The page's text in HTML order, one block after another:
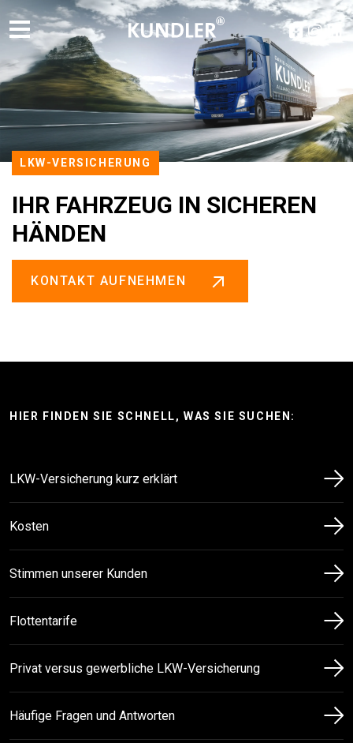
LKW-VERSICHERUNG
IHR FAHRZEUG IN SICHEREN
HÄNDEN
KONTAKT AUFNEHMEN
HIER FINDEN SIE SCHNELL, WAS SIE SUCHEN:
LKW-Versicherung kurz erklärt
Kosten
Stimmen unserer Kunden
Flottentarife
Privat versus gewerbliche LKW-Versicherung
Häufige Fragen und Antworten